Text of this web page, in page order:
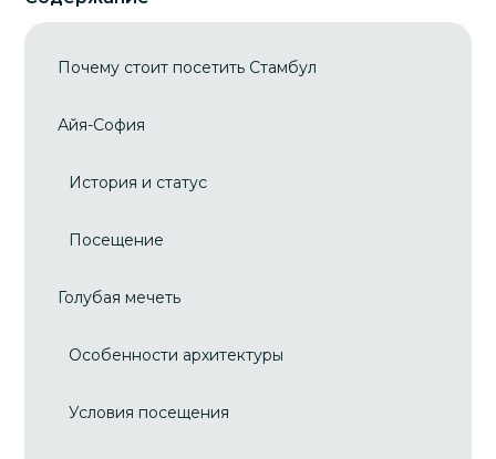
Почему стоит посетить Стамбул
Айя-София
История и статус
Посещение
Голубая мечеть
Особенности архитектуры
Условия посещения